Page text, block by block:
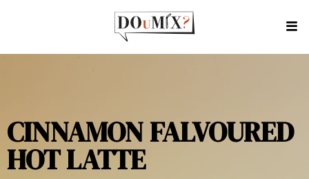
CINNAMON FALVOURED
HOT LATTE